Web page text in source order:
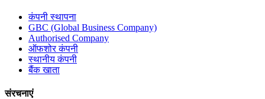
कंपनी स्थापना
GBC (Global Business Company)
Authorised Company
ऑफशोर कंपनी
स्थानीय कंपनी
बैंक खाता
संरचनाएं